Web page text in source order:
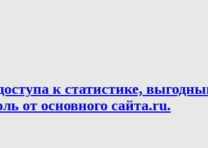
к статистике,
от основного сайта.ru.